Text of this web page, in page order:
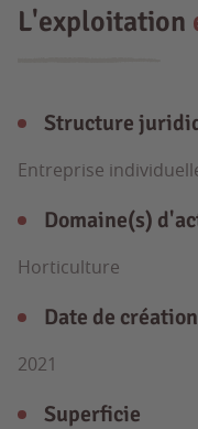
L'exploitation
Structure
Entreprise
Domaine(s)
Horticulture
Date de création
2021
Superficie